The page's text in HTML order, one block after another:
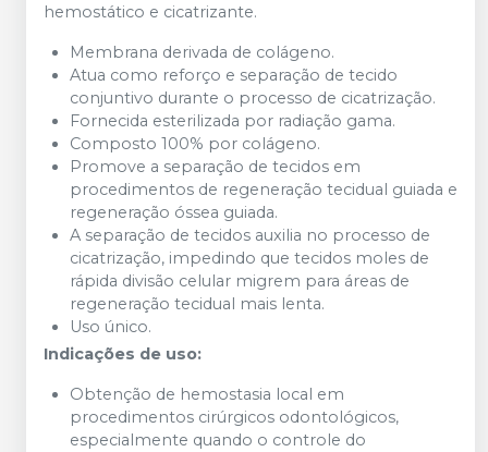
hemostático e cicatrizante.
Membrana derivada de colágeno.
Atua como reforço e separação de tecido
conjuntivo durante o processo de cicatrização.
Fornecida esterilizada por radiação gama.
Composto 100% por colágeno.
Promove a separação de tecidos em
procedimentos de regeneração tecidual guiada e
regeneração óssea guiada.
A separação de tecidos auxilia no processo de
cicatrização, impedindo que tecidos moles de
rápida divisão celular migrem para áreas de
regeneração tecidual mais lenta.
Uso único.
Indicações de uso:
Obtenção de hemostasia local em
procedimentos cirúrgicos odontológicos,
especialmente quando o controle do